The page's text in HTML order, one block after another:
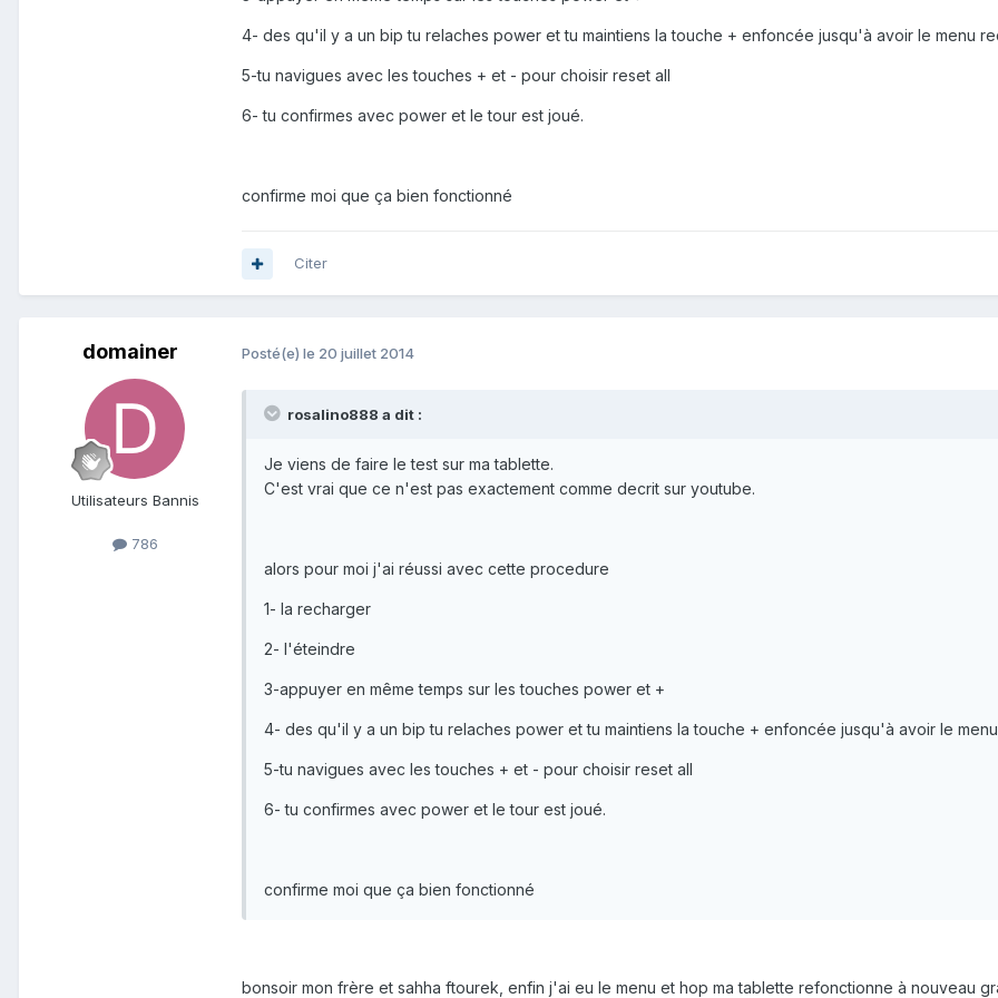
4- des qu'il y a un bip tu relaches power et tu maintiens la touche + enfoncée jusqu'à avoir le menu
5-tu navigues avec les touches + et - pour choisir reset all
6- tu confirmes avec power et le tour est joué.
confirme moi que ça bien fonctionné
Citer
domainer
Utilisateurs Bannis
786
Posté(e) le 20 juillet 2014
rosalino888 a dit :
Je viens de faire le test sur ma tablette.
C'est vrai que ce n'est pas exactement comme decrit sur youtube.
alors pour moi j'ai réussi avec cette procedure
1- la recharger
2- l'éteindre
3-appuyer en même temps sur les touches power et +
4- des qu'il y a un bip tu relaches power et tu maintiens la touche + enfoncée jusqu'à avoir le
5-tu navigues avec les touches + et - pour choisir reset all
6- tu confirmes avec power et le tour est joué.
confirme moi que ça bien fonctionné
bonsoir mon frère et sahha ftourek, enfin j'ai eu le menu et hop ma tablette refonctionne à nouveau